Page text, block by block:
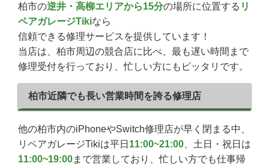
柏市の逆井・高柳エリアから15分の場所に位置する リ
ペアガレージTikiなら
信頼できる修理サービスを提供しています！
当店は、柏市周辺の競合店に比べ、最も遅い時間まで
修理受付を行っており、忙しい方にもピッタリです。
柏市近隣でも長い営業時間を誇る修理店
他の柏市内のiPhoneやSwitch修理店が早く閉まる中、
リペアガレージTikiは平日 11:00~21:00 、土日・祝日は
11:00~19:00まで営業しており、忙しい方でも仕事帰